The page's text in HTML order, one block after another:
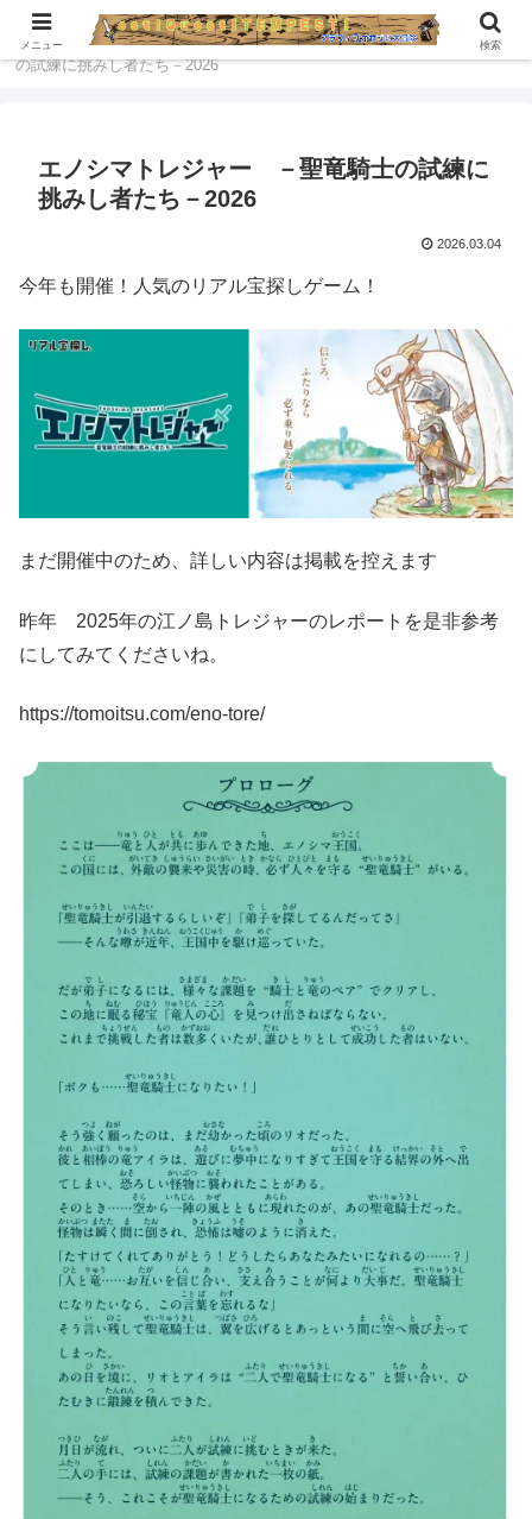
江ノ島ナビ
エノシマトレジャー －聖竜騎士
の試練に挑みし者たち－2026
エノシマトレジャー －聖竜騎士の試練に
挑みし者たち－2026
2026.03.04
今年も開催！人気のリアル宝探しゲーム！
まだ開催中のため、詳しい内容は掲載を控えます
昨年 2025年の江ノ島トレジャーのレポートを是非参考
にしてみてくださいね。
https://tomoitsu.com/eno-tore/
メニュー 検索